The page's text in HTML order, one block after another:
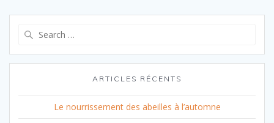
ARTICLES RÉCENTS
Le nourrissement des abeilles à l’automne